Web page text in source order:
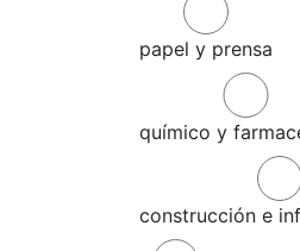
papel y prensa
químico y
construcción e